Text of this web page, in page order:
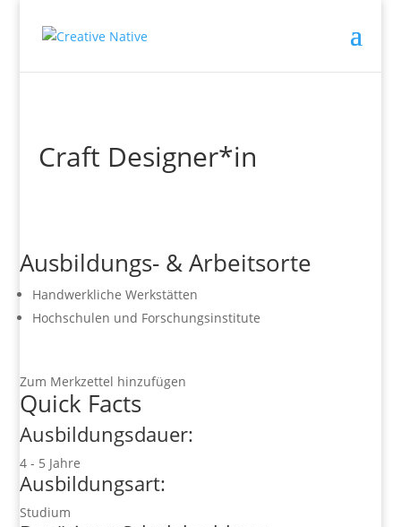
Craft Designer*in
Ausbildungs- & Arbeitsorte
Handwerkliche Werkstätten
Hochschulen und Forschungsinstitute
Zum Merkzettel hinzufügen
Quick Facts
Ausbildungsdauer:
4 - 5 Jahre
Ausbildungsart:
Studium